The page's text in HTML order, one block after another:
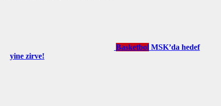
Basketbol MSK’da hedef
yine zirve!